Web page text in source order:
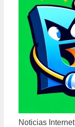
Noticias Internet